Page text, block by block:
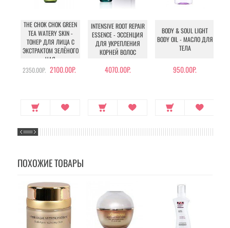
THE CHOK CHOK GREEN
TEA WATERY SKIN -
ТОНЕР ДЛЯ ЛИЦА С
ЭКСТРАКТОМ ЗЕЛЁНОГО
ЧАЯ
2350.00Р. 2100.00Р.
INTENSIVE ROOT REPAIR
ESSENCE - ЭССЕНЦИЯ
ДЛЯ УКРЕПЛЕНИЯ
КОРНЕЙ ВОЛОС
4070.00Р.
BODY & SOUL LIGHT
BODY OIL - МАСЛО ДЛЯ
ТЕЛА
950.00Р.
ПОХОЖИЕ ТОВАРЫ